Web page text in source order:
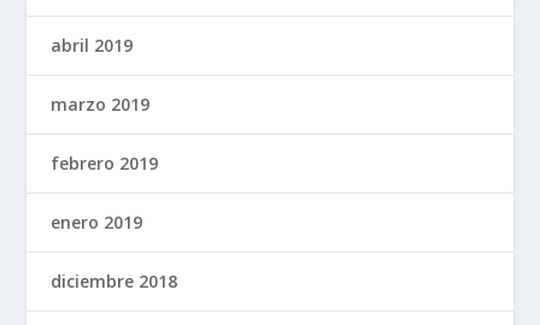
abril 2019
marzo 2019
febrero 2019
enero 2019
diciembre 2018